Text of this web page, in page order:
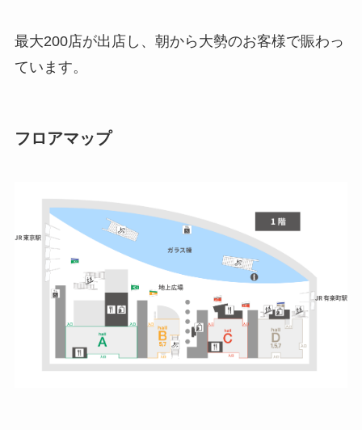
最大200店が出店し、朝から大勢のお客様で賑わっ
ています。
フロアマップ